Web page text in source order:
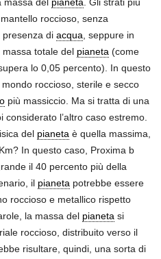
roccioso, senza
di acqua , seppure in
totale del pianeta (come
lo 0,05 percento). In questo
roccioso, sterile e secco
più massiccio. Ma si tratta di una
l’altro caso estremo.
del pianeta è quella massima,
In questo caso, Proxima b
il 40 percento più della
il pianeta potrebbe essere
roccioso e metallico rispetto
la massa del pianeta si
roccioso, distribuito verso il
risultare, quindi, una sorta di